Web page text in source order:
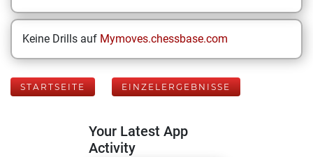
Keine Drills auf Mymoves.chessbase.com
STARTSEITE EINZELERGEBNISSE
Your Latest App
Activity